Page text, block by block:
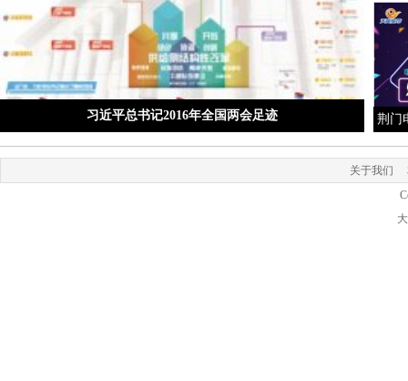
习近平总书记2016年全国两会足迹 荆门
关于我们